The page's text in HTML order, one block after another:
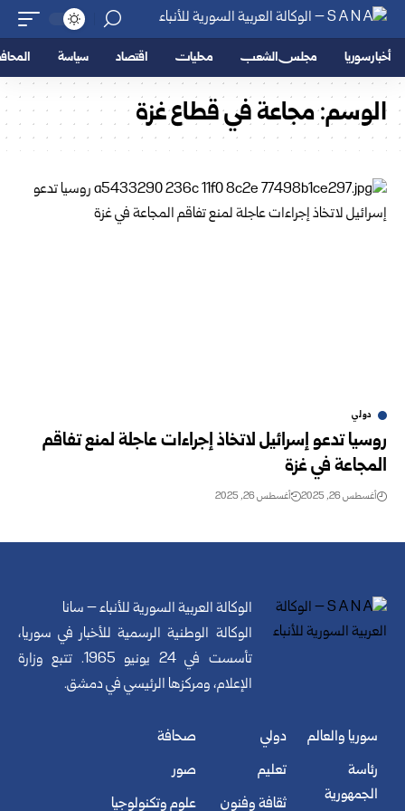
أخبار سوريا مجلس الشعب محليات اقتصاد سياسة
الوسم:مجاعة في قطاع غزة
دولي
روسيا تدعو إسرائيل لاتخاذ إجراءات عاجلة لمنع تفاقم
المجاعة في غزة
أغسطس 26, 2025 أغسطس 26, 2025
الوكالة العربية السورية للأنباء – سانا
الوكالة الوطنية الرسمية للأخبار في سوريا،
تأسست في 24 يونيو 1965. تتبع وزارة
الإعلام، ومركزها الرئيسي في دمشق.
سوريا والعالم
رئاسة
الجمهورية
دولي
تعليم
ثقافة وفنون
صحافة
صور
علوم وتكنولوجيا